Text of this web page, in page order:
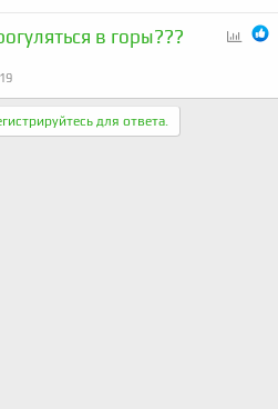
о
О
о
в горы???
для ответа.